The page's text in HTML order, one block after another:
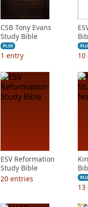
CSB Tony Evans
Study Bible
PLUS
1 entry 10
ESV Reformation
Study Bible
20 entries
13